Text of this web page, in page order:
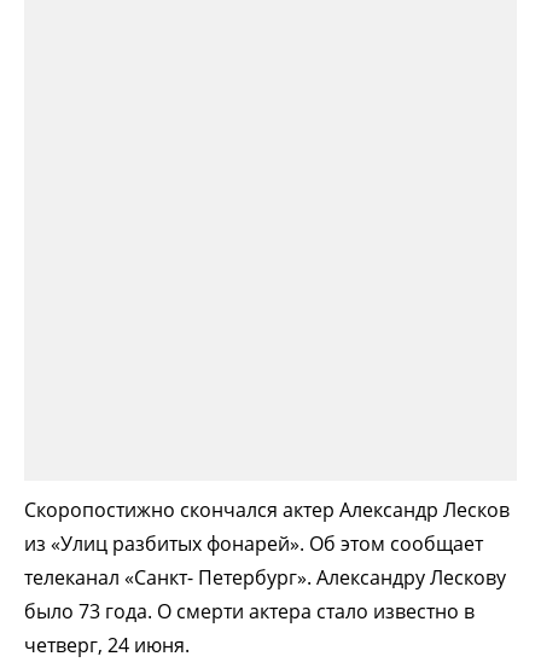
Скоропостижно скончался актер Александр Лесков
из «Улиц разбитых фонарей». Об этом сообщает
телеканал «Санкт- Петербург». Александру Лескову
было 73 года. О смерти актера стало известно в
четверг, 24 июня.